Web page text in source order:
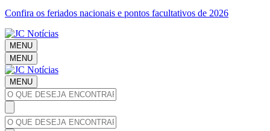
Confira os feriados nacionais e pontos facultativos de 2026
MENU
MENU
MENU